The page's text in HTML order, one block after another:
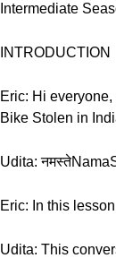
Intermediate
INTRODUCTION
Eric: Hi
Bike Stolen in
Udita:
Eric: In this
Udita: This